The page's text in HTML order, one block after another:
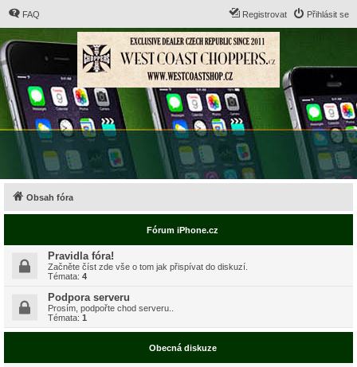
FAQ Přihlásit se
Registrovat
Obsah fóra
Fórum iPhone.cz
Pravidla fóra!
Začněte číst zde vše o tom jak přispívat do diskuzí.
Témata: 4
Podpora serveru
Prosím, podpořte chod serveru..
Témata: 1
Obecná diskuze